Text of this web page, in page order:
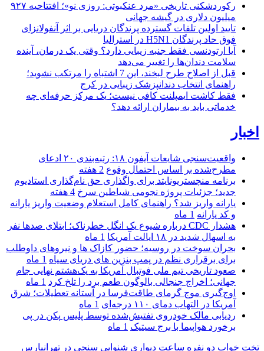
رکوردشکنی تاریخی «مرد عنکبوتی: روزی نو»؛ افتتاحیه ۹۲۷
میلیون دلاری در گیشه جهانی
تایید اولین تلفات گسترده پرندگان دریایی بر اثر آنفولانزای
فوق حاد پرندگان H5N1 در استرالیا
آیا ارتودنسی فقط جنبه زیبایی دارد؟ وقتی یک درمان، آینده
سلامت دندان‌ها را تغییر می‌دهد
قبل از اصلاح طرح لبخند، این 7 اشتباه را مرتکب نشوید؛
راهنمای انتخاب دندانپزشک زیبایی در کرج
فقط کاشت ایمپلنت کافی نیست؛ یک مرکز حرفه‌ای چه
خدماتی باید به بیماران ارائه دهد؟
اخبار
واقعیت‌سنجی شایعات آیفون ۱۸: رتبه‌بندی ۲۰ ادعای
مطرح‌شده بر اساس احتمال وقوع 2 هفته
برنامه منچستریونایتد برای واگذاری حق نام‌گذاری استادیوم
جدید؛ جزئیات پروژه نجومی شیاطین سرخ 4 هفته
یارانه واریز شد؟ راهنمای کامل استعلام وضعیت واریز یارانه
و کد یارانه 1 ماه
هشدار CDC درباره شیوع یک انگل خطرناک؛ ابتلای صدها نفر
به اسهال شدید در ۱۸ ایالت آمریکا
1 ماه
بحران سوخت در روسیه؛ حضور کازاک‌ ها و نیروهای داوطلب
برای برقراری نظم در پمپ بنزین‌ های دریای سیاه 1 ماه
صعود تاریخی تیم ملی فوتبال آمریکا به یک‌هشتم نهایی جام
جهانی؛ اخراج جنجالی بالوگون طعم برد را تلخ کرد 1 ماه
اوج‌گیری موج گرمای طاقت‌فرسا در آستانه تعطیلات؛ شرق
آمریکا در التهاب دمای ۱۱۰ درجه‌ای
1 ماه
ردیابی مالک خودروی تفتیش‌شده توسط پلیس پکن در پی
برخورد هواپیما با برج سیتیک 1 ماه
تخت خواب دو نفره ساعت دیواری شنوایی سنجی در تهرانپارس